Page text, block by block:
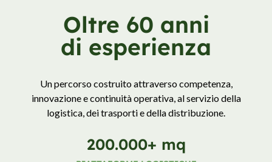
Oltre 60 anni
di esperienza
Un percorso costruito attraverso competenza,
innovazione e continuità operativa, al servizio della
logistica, dei trasporti e della distribuzione.
200.000+ mq